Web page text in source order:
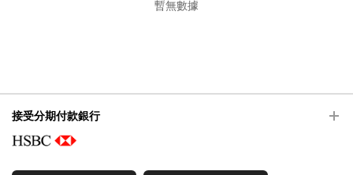
暫無數據
接受分期付款銀行